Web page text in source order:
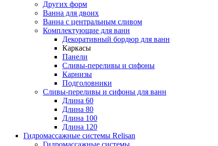
Других форм
Ванна для двоих
Ванна с центральным сливом
Комплектующие для ванн
Декоративный бордюр для ванн
Каркасы
Панели
Сливы-переливы и сифоны
Карнизы
Подголовники
Сливы-переливы и сифоны для ванн
Длина 60
Длина 80
Длина 100
Длина 120
Гидромассажные системы Relisan
Гидромассажные системы